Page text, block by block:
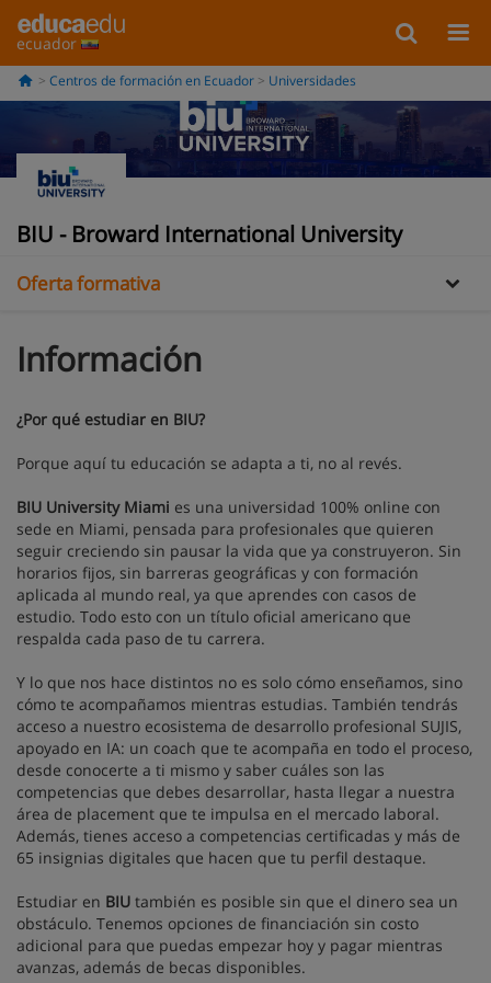
ecuador
Centros de formación en Ecuador Universidades
BIU - Broward International University
Información
Galería
Oferta formativa
Información
¿Por qué estudiar en BIU?
Porque aquí tu educación se adapta a ti, no al revés.
BIU University Miami es una universidad 100% online con
sede en Miami, pensada para profesionales que quieren
seguir creciendo sin pausar la vida que ya construyeron. Sin
horarios fijos, sin barreras geográficas y con formación
aplicada al mundo real, ya que aprendes con casos de
estudio. Todo esto con un título oficial americano que
respalda cada paso de tu carrera.
Y lo que nos hace distintos no es solo cómo enseñamos, sino
cómo te acompañamos mientras estudias. También tendrás
acceso a nuestro ecosistema de desarrollo profesional SUJIS,
apoyado en IA: un coach que te acompaña en todo el proceso,
desde conocerte a ti mismo y saber cuáles son las
competencias que debes desarrollar, hasta llegar a nuestra
área de placement que te impulsa en el mercado laboral.
Además, tienes acceso a competencias certificadas y más de
65 insignias digitales que hacen que tu perfil destaque.
Estudiar en BIU también es posible sin que el dinero sea un
obstáculo. Tenemos opciones de financiación sin costo
adicional para que puedas empezar hoy y pagar mientras
avanzas, además de becas disponibles.